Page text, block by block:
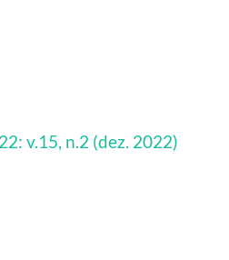
v.15, n.2 (dez. 2022)